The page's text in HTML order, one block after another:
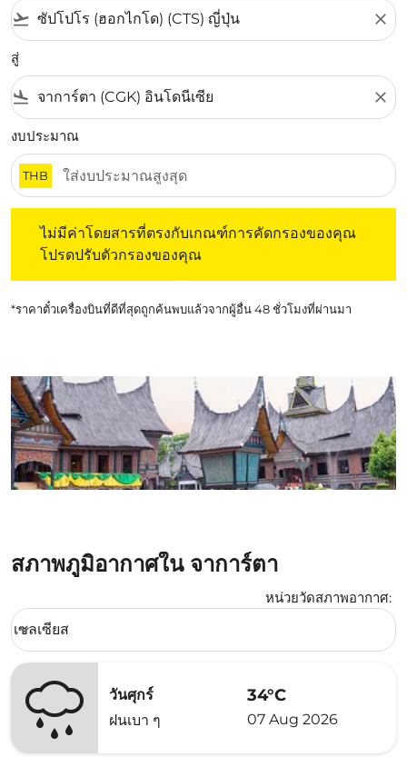
flight_takeoff close
สู่
flight_land close
งบประมาณ
THB
ไม่มีค่าโดยสารที่ตรงกับเกณฑ์การคัดกรองของคุณ
โปรดปรับตัวกรองของคุณ
*ราคาตั๋วเครื่องบินที่ดีที่สุดถูกค้นพบแล้วจากผู้อื่น 48 ชั่วโมงที่ผ่านมา
สภาพภูมิอากาศใน จาการ์ตา
หน่วยวัดสภาพอากาศ:
Weather unit option เซลเซียส Selected
เซลเซียส
keyboard_arrow_down
วันศุกร์
ฝนเบา ๆ
34°C
07 Aug 2026